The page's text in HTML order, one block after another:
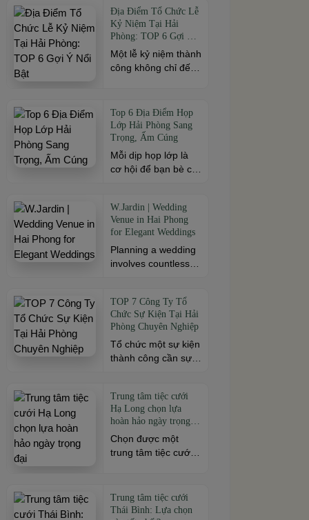
Địa Điểm Tổ Chức Lễ
Kỷ Niệm Tại Hải
Phòng: TOP 6 Gợi Ý
Nổi Bật
Một lễ kỷ niệm thành
công không chỉ đến
vào địa điểm tổ
chức. Nếu bạn đang
tìm kiếm địa điểm tổ
chức lễ kỷ niệm tại
Hải Phòng có không
đáp ứng nhiều quy
mô sự kiện, đừng
[…]
Top 6 Địa Điểm Họp
Lớp Hải Phòng Sang
Trọng, Ấm Cúng
Mỗi dịp họp lớp là
cơ hội để bạn bè cũ
sau nhiều năm xa
cách. Để buổi hội
ngộ thêm trọn vẹn,
việc lựa chọn địa
điểm phù hợp về
điều không thể bỏ
qua. Dưới […]
W.Jardin | Wedding
Venue in Hai Phong
for Elegant Weddings
Planning a wedding
involves countless
venue is one of the
most important. As a
leading wedding
venue Hai Phong,
W.Jardin combines
garden spaces,
premium cuisine
prepared under the
ISO 22000:2018
food safety
dedicated event
support to help
TOP 7 Công Ty Tổ
Chức Sự Kiện Tại Hải
Phòng Chuyên Nghiệp
Tổ chức một sự kiện
thành công cần sự
khả năng triển khai
chuyên nghiệp. Tại
Hải Phòng, nhiều
công ty cung cấp đa
dạng dịch vụ từ tiệc
building và sự kiện
doanh nghiệp. Dưới
Trung tâm tiệc cưới
Hạ Long chọn lựa
hoàn hảo ngày trọng
đại
Chọn được một
trung tâm tiệc cưới
quan trọng đầu tiên
mở ra một ngày
Trung tâm tiệc cưới
Thái Bình: Lựa chọn